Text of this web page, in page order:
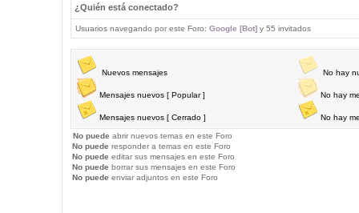
¿Quién está conectado?
Usuarios navegando por este Foro: Google [Bot]y 55 invitados
Nuevos mensajes
Mensajes nuevos [ Popular ]
Mensajes nuevos [ Cerrado ]
No hay
No hay
No hay
No puede abrir nuevos temas en este Foro
No puede responder a temas en este Foro
No puede editar sus mensajes en este Foro
No puede borrar sus mensajes en este Foro
No puede enviar adjuntos en este Foro